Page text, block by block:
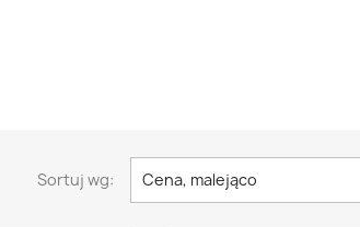
Sortuj wg: Cena, malejąco